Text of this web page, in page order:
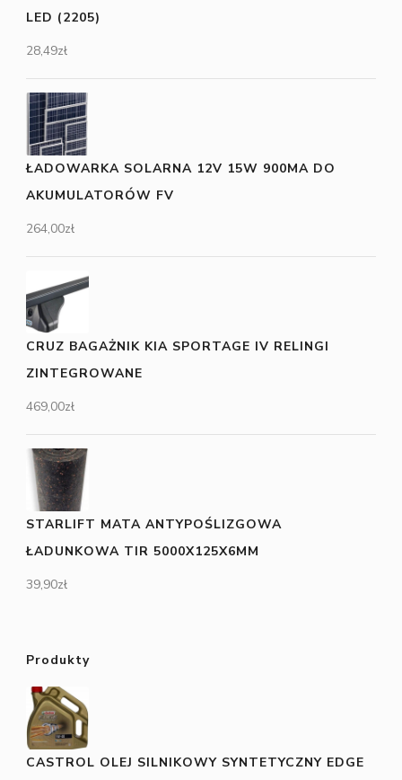
LED (2205)
28,49zł
ŁADOWARKA SOLARNA 12V 15W 900MA DO
AKUMULATORÓW FV
264,00zł
CRUZ BAGAŻNIK KIA SPORTAGE IV RELINGI
ZINTEGROWANE
469,00zł
STARLIFT MATA ANTYPOŚLIZGOWA
ŁADUNKOWA TIR 5000X125X6MM
39,90zł
Produkty
CASTROL OLEJ SILNIKOWY SYNTETYCZNY EDGE